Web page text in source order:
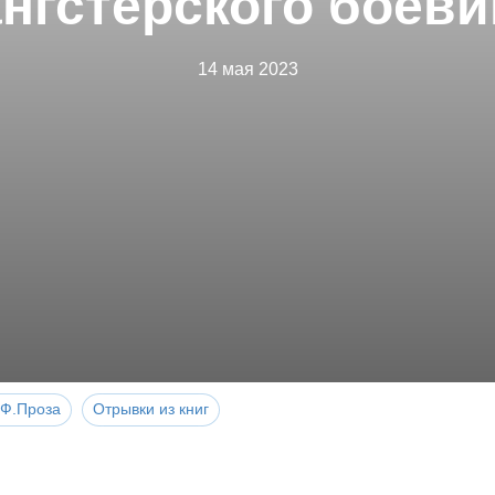
14 мая 2023
Отрывки из книг